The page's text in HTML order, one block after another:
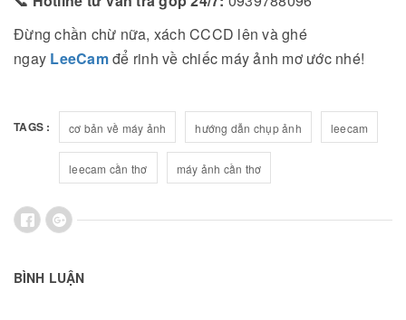
Đừng chần chừ nữa, xách CCCD lên và ghé
ngay LeeCamđể rinh về chiếc máy ảnh mơ ước nhé!
TAGS : cơ bản về máy ảnh hướng dẫn chụp ảnh leecam
leecam cần thơ máy ảnh cần thơ
BÌNH LUẬN